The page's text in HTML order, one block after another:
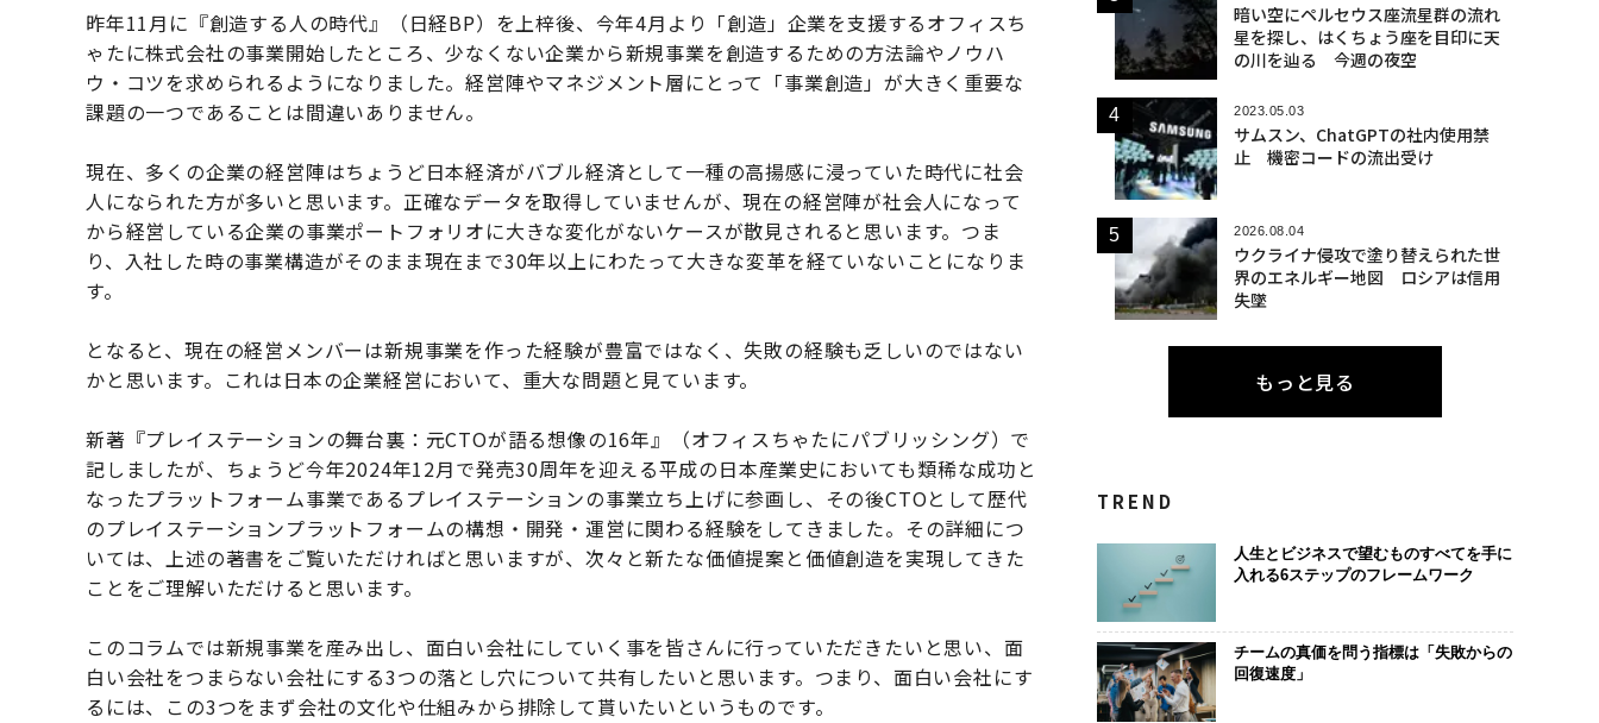
昨年11月に『創造する人の時代』（日経BP）を上梓後、今年4月より「創造」企業を支援するオフィスち
ゃたに株式会社の事業開始したところ、少なくない企業から新規事業を創造するための方法論やノウハ
ウ・コツを求められるようになりました。経営陣やマネジメント層にとって「事業創造」が大きく重要な
課題の一つであることは間違いありません。
現在、多くの企業の経営陣はちょうど日本経済がバブル経済として一種の高揚感に浸っていた時代に社会
人になられた方が多いと思います。正確なデータを取得していませんが、現在の経営陣が社会人になって
から経営している企業の事業ポートフォリオに大きな変化がないケースが散見されると思います。つま
り、入社した時の事業構造がそのまま現在まで30年以上にわたって大きな変革を経ていないことになりま
す。
となると、現在の経営メンバーは新規事業を作った経験が豊富ではなく、失敗の経験も乏しいのではない
かと思います。これは日本の企業経営において、重大な問題と見ています。
新著『プレイステーションの舞台裏：元CTOが語る想像の16年』（オフィスちゃたにパブリッシング）で
記しましたが、ちょうど今年2024年12月で発売30周年を迎える平成の日本産業史においても類稀な成功と
なったプラットフォーム事業であるプレイステーションの事業立ち上げに参画し、その後CTOとして歴代
のプレイステーションプラットフォームの構想・開発・運営に関わる経験をしてきました。その詳細につ
いては、上述の著書をご覧いただければと思いますが、次々と新たな価値提案と価値創造を実現してきた
ことをご理解いただけると思います。
このコラムでは新規事業を産み出し、面白い会社にしていく事を皆さんに行っていただきたいと思い、面
白い会社をつまらない会社にする3つの落とし穴について共有したいと思います。つまり、面白い会社にす
るには、この3つをまず会社の文化や仕組みから排除して貰いたいというものです。
暗い空にペルセウス座流星群の流れ
星を探し、はくちょう座を目印に天
の川を辿る 今週の夜空
2023.05.03
サムスン、ChatGPTの社内使用禁
止 機密コードの流出受け
2026.08.04
ウクライナ侵攻で塗り替えられた世
界のエネルギー地図 ロシアは信用
失墜
もっと見る
TREND
人生とビジネスで望むものすべてを手に
入れる6ステップのフレームワーク
チームの真価を問う指標は「失敗からの
回復速度」